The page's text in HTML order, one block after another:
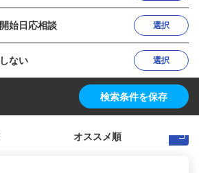
始日応相談 選択
ない 選択
検索条件を保存